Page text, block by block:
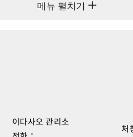
메뉴 펼치기
이다사오 관리소
처